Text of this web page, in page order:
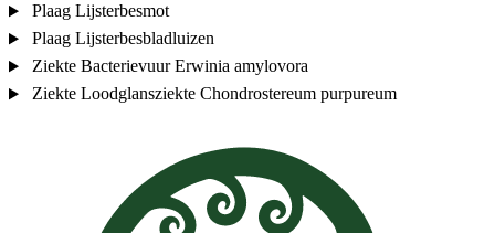
Plaag Lijsterbesmot
Plaag Lijsterbesbladluizen
Ziekte Bacterievuur Erwinia amylovora
Ziekte Loodglansziekte Chondrostereum purpureum